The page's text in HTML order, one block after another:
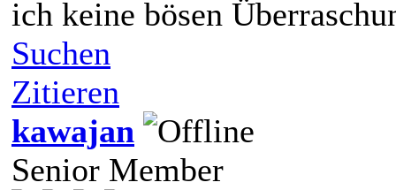
ich keine bösen
Suchen
Zitieren
kawajan
Senior Member